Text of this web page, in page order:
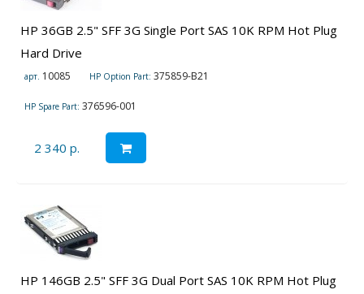
HP 36GB 2.5" SFF 3G Single Port SAS 10K RPM Hot Plug
Hard Drive
арт. 10085 HP Option Part: 375859-B21
HP Spare Part: 376596-001
2 340 р.
HP 146GB 2.5" SFF 3G Dual Port SAS 10K RPM Hot Plug